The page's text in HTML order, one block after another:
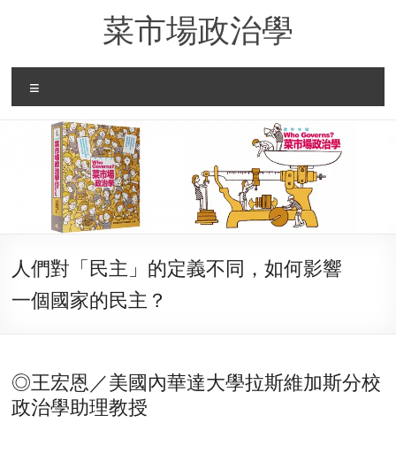
菜市場政治學
人們對「民主」的定義不同，如何影響
一個國家的民主？
◎王宏恩／美國內華達大學拉斯維加斯分校
政治學助理教授